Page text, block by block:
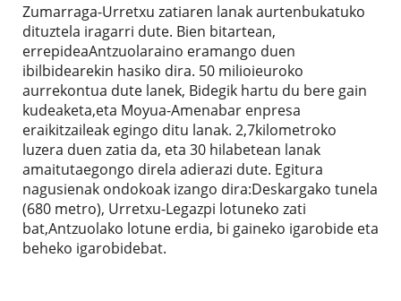
Zumarraga-Urretxu zatiaren lanak aurtenbukatuko
dituztela iragarri dute. Bien bitartean,
errepideaAntzuolaraino eramango duen
ibilbidearekin hasiko dira. 50 milioieuroko
aurrekontua dute lanek, Bidegik hartu du bere gain
kudeaketa,eta Moyua-Amenabar enpresa
eraikitzaileak egingo ditu lanak. 2,7kilometroko
luzera duen zatia da, eta 30 hilabetean lanak
amaitutaegongo direla adierazi dute. Egitura
nagusienak ondokoak izango dira:Deskargako tunela
(680 metro), Urretxu-Legazpi lotuneko zati
bat,Antzuolako lotune erdia, bi gaineko igarobide eta
beheko igarobidebat.